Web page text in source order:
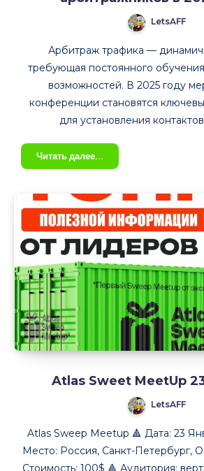
LetsAFF
Арбитраж трафика —
требующая постоянного
возможностей. В 2025 году
конференции становятся
для установления
Читать далее...
событий
конференций
для
арбитражников
в
2025
году
Atlas Sweet MeetUp
LetsAFF
Atlas Sweep Meetup 🔺 Дата: 23
Место: Россия, Санкт-Петербург,
Стоимость: 100$ 🔺 Аудитория: